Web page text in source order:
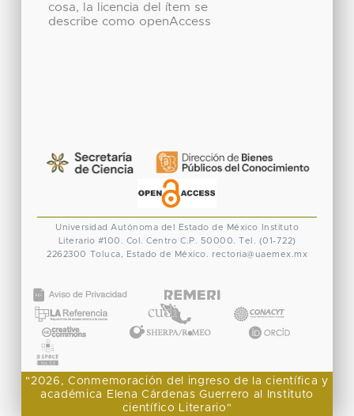
cosa, la licencia del ítem se
describe como openAccess
Universidad Autónoma del Estado de México
Instituto
Literario #100. Col. Centro C.P. 50000. Tel. (01-722)
2262300 Toluca, Estado de México. rectoria@uaemex.mx
"2026, Conmemoración del ingreso de la científica y
académica Elena Cárdenas Guerrero al Instituto
científico Literario"